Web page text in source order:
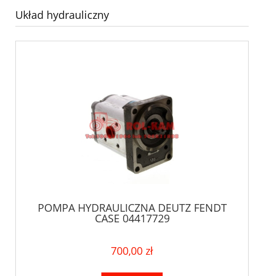
Układ hydrauliczny
POMPA HYDRAULICZNA DEUTZ FENDT
CASE 04417729
700,00 zł